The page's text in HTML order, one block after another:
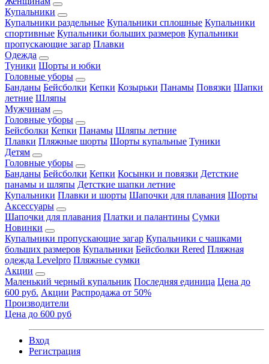
Купальники
Купальники раздельные Купальники сплошные Купальники
спортивные Купальники больших размеров Купальники
пропускающие загар Плавки
Одежда
Туники Шорты и юбки
Головные уборы
Банданы Бейсболки Кепки Козырьки Панамы Повязки Шапки
летние Шляпы
Мужчинам
Головные уборы
Бейсболки Кепки Панамы Шляпы летние
Плавки Пляжные шорты Шорты купальные Туники
Детям
Головные уборы
Банданы Бейсболки Кепки Косынки и повязки Детсткие
панамы и шляпы Детсткие шапки летние
Купальники Плавки и шорты Шапочки для плавания Шорты
Аксессуары
Шапочки для плавания Платки и палантины Сумки
Новинки
Купальники пропускающие загар Купальники с чашками
больших размеров Купальники Бейсболки Rered Пляжная
одежда Levelpro Пляжные сумки
Акции
Маленький черный купальник Последняя единица Цена до
600 руб. Акции Распродажа от 50%
Производители
Цена до 600 руб
Вход
Регистрация